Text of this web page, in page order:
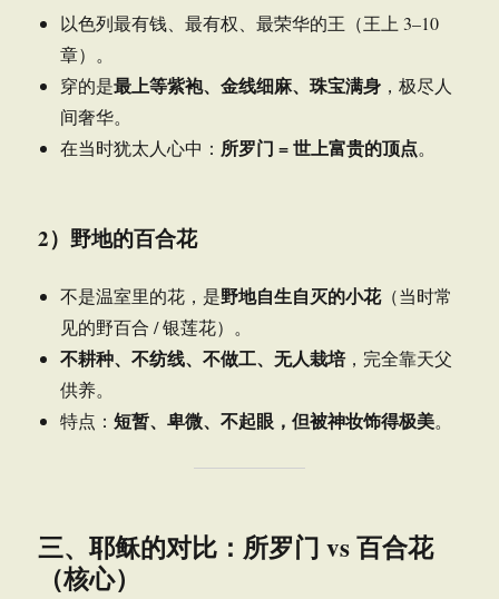
以色列最有钱、最有权、最荣华的王（王上 3–10
章）。
穿的是最上等紫袍、金线细麻、珠宝满身 ，极尽人
间奢华。
在当时犹太人心中： 所罗门 = 世上富贵的顶点。
2）野地的百合花
不是温室里的花，是野地自生自灭的小花（当时常
见的野百合 / 银莲花）。
不耕种、不纺线、不做工、无人栽培，完全靠天父
供养。
特点：短暂、卑微、不起眼，但被神妆饰得极美。
三、耶稣的对比：所罗门 vs 百合花
（核心）